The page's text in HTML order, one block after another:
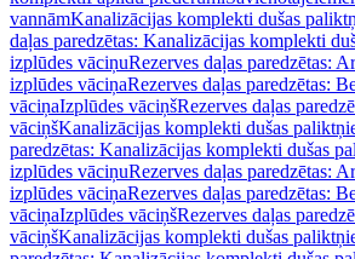
vannāmKanalizācijas komplekti dušas
daļas paredzētas: Kanalizācijas komplekti
izplūdes vāciņuRezerves daļas paredzētas:
izplūdes vāciņaRezerves daļas paredzētas:
vāciņaIzplūdes vāciņšRezerves daļas
vāciņšKanalizācijas komplekti dušas
paredzētas: Kanalizācijas komplekti dušas
izplūdes vāciņuRezerves daļas paredzētas:
izplūdes vāciņaRezerves daļas paredzētas:
vāciņaIzplūdes vāciņšRezerves daļas
vāciņšKanalizācijas komplekti dušas